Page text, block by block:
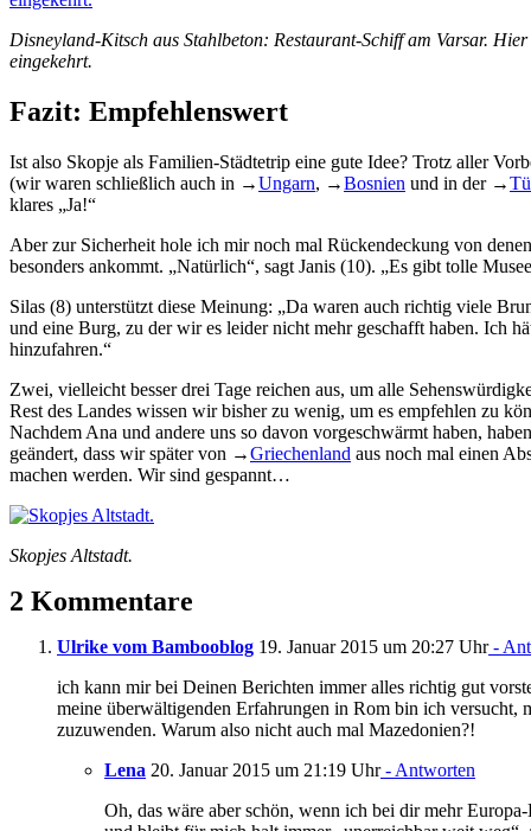
Disneyland-Kitsch aus Stahlbeton: Restaurant-Schiff am Varsar.
eingekehrt.
Fazit: Empfehlenswert
Ist also Skopje als Familien-Städtetrip eine gute Idee? Trotz aller
(wir waren schließlich auch in →Ungarn, →Bosnien und in der →
klares „Ja!“
Aber zur Sicherheit hole ich mir noch mal Rückendeckung von
besonders ankommt. „Natürlich“, sagt Janis (10). „Es gibt tolle
Silas (8) unterstützt diese Meinung: „Da waren auch richtig viele
und eine Burg, zu der wir es leider nicht mehr geschafft haben. Ich
hinzufahren.“
Zwei, vielleicht besser drei Tage reichen aus, um alle
Rest des Landes wissen wir bisher zu wenig, um es empfehlen zu
Nachdem Ana und andere uns so davon vorgeschwärmt haben,
geändert, dass wir später von →Griechenland aus noch mal einen
machen werden. Wir sind gespannt…
Skopjes Altstadt.
2 Kommentare
Ulrike vom Bambooblog 19. Januar 2015 um 20:27 Uhr-
ich kann mir bei Deinen Berichten immer alles richtig gut
meine überwältigenden Erfahrungen in Rom bin ich versucht,
zuzuwenden. Warum also nicht auch mal Mazedonien?!
Lena 20. Januar 2015 um 21:19 Uhr- Antworten
Oh, das wäre aber schön, wenn ich bei dir mehr